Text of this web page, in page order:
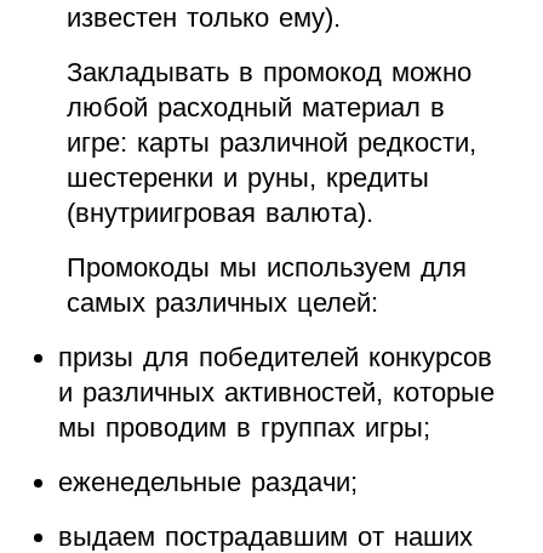
известен только ему).
Закладывать в промокод можно
любой расходный материал в
игре: карты различной редкости,
шестеренки и руны, кредиты
(внутриигровая валюта).
Промокоды мы используем для
самых различных целей:
призы для победителей конкурсов
и различных активностей, которые
мы проводим в группах игры;
еженедельные раздачи;
выдаем пострадавшим от наших